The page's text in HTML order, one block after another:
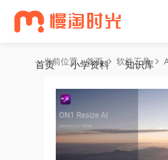
首页 小学资料 知识库
当前位置：首页 软件工具